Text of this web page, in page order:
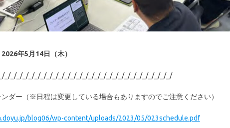
年5月14日（木）
_/_/_/_/_/_/_/_/_/_/_/_/_/_/_/_/_/_/_/_/_/_/_/_/_/_/_/_/
ダー（※日程は変更している場合もありますのでご注意ください）
blog06/wp-content/uploads/2023/05/023schedule.pdf